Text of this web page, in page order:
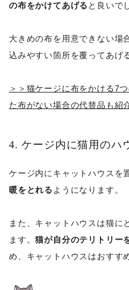
の布をかけてあげる と良いで
大きめの布を用意できない場
込みやすい箇所を覆ってあげ
＞＞猫ケージに布をかける7
た布がない場合の代替品も紹
4. ケージ内に猫用のハ
ケージ内にキャットハウスを
暖をとれる ようになります。
また、キャットハウスは猫に
ます。猫が自分のテリトリー
め、キャットハウスはおすす